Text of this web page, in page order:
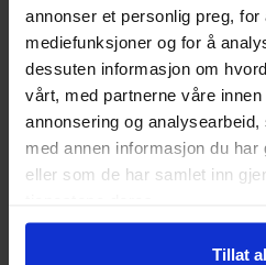
annonser et personlig preg,
mediefunksjoner og for å
dessuten informasjon om
vårt, med partnerne våre
annonsering og
med annen informasjon du har
eller som de har samlet inn
Tillat
nedlagt påstand om i klage
deretter tenke på hva du er
komme utleier i møte, og
sannsynlig at utleier vil være
Hvis utleier har siklet på
utleier får rulleskiene mot
erstatning for sparkling og